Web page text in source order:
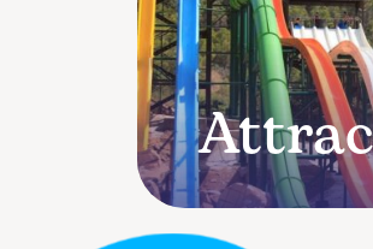
aussi...
Suggestions
et
plaintes
Site
d’entreprise